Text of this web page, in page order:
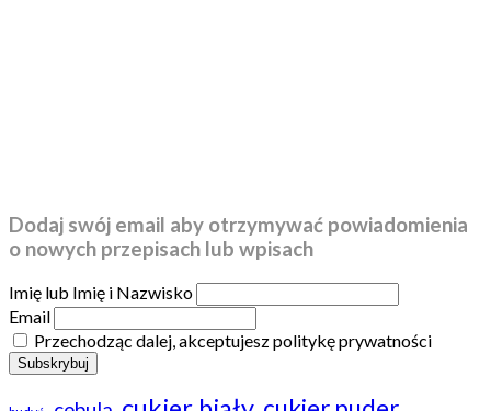
Dodaj swój email aby otrzymywać powiadomienia
o nowych przepisach lub wpisach
Imię lub Imię i Nazwisko
Email
Przechodząc dalej, akceptujesz politykę prywatności